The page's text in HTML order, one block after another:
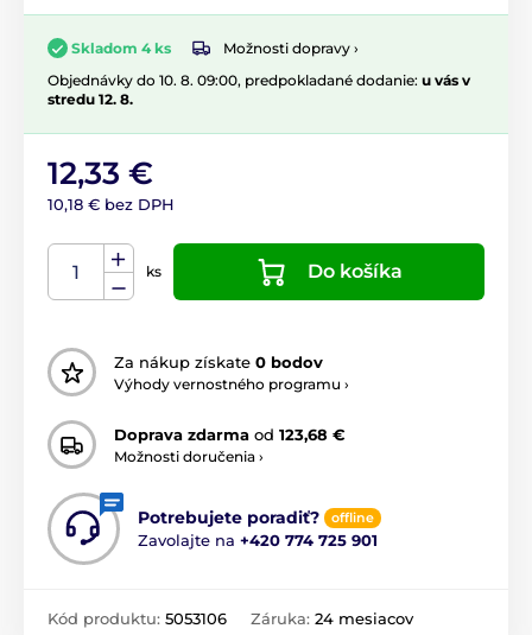
Skladom 4 ks
Možnosti dopravy ›
Objednávky do 10. 8. 09:00, predpokladané dodanie: u vás v
stredu 12. 8.
12,33 €
10,18 € bez DPH
ks Do košíka
Za nákup získate 0 bodov
Výhody vernostného programu ›
Doprava zdarma od 123,68 €
Možnosti doručenia ›
Potrebujete poradiť? offline
Zavolajte na +420 774 725 901
Kód produktu: 5053106 Záruka: 24 mesiacov